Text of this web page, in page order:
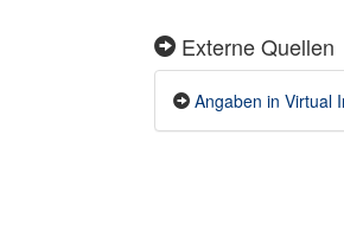
Externe Quellen
Angaben in Virtual